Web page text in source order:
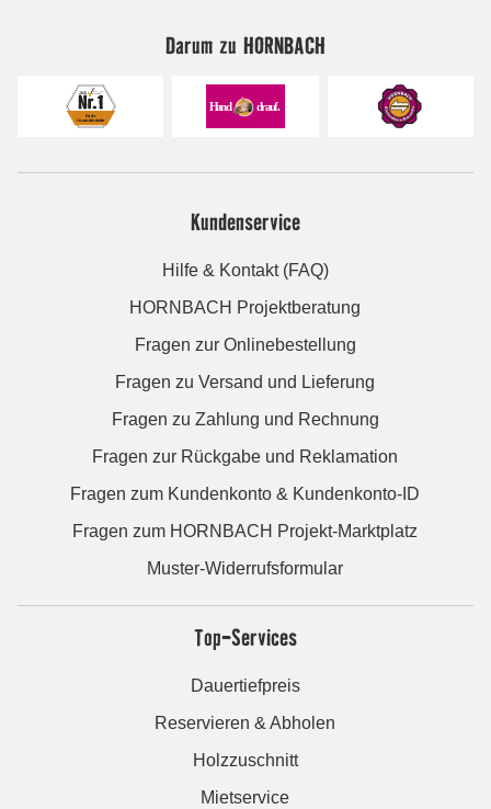
Darum zu HORNBACH
Kundenservice
Hilfe & Kontakt (FAQ)
HORNBACH Projektberatung
Fragen zur Onlinebestellung
Fragen zu Versand und Lieferung
Fragen zu Zahlung und Rechnung
Fragen zur Rückgabe und Reklamation
Fragen zum Kundenkonto & Kundenkonto-ID
Fragen zum HORNBACH Projekt-Marktplatz
Muster-Widerrufsformular
Top-Services
Dauertiefpreis
Reservieren & Abholen
Holzzuschnitt
Mietservice